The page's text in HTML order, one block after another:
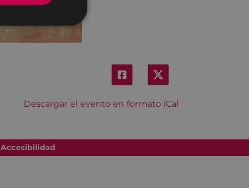
Descargar el evento en formato iCal
Accesibilidad